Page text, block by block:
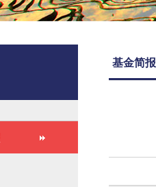
基金简报